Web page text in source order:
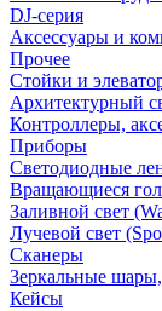
DJ-серия
Аксессуары и
Прочее
Стойки и
Архитектурный
Контроллеры,
Приборы
Светодиодные
Вращающиеся
Заливной свет
Лучевой свет
Сканеры
Зеркальные
Кейсы